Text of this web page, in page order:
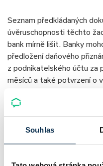
Souhlas
Seznam předkládaných
úvěruschopnosti těchto
bank mírně lišit. Banky
předložení daňového
z podnikatelského účtu za
měsíců a také potvrzení o
Nenechte si ujít novinky
trhu – pro kupující i